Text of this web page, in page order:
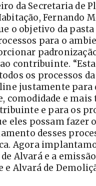
da Secretaria de
Fernando
o objetivo da
para o
contribuinte.
os processos
justamente para
comodidade e
e para os
eles possam fazer o
desses
Agora
Alvará e a
e Alvará de